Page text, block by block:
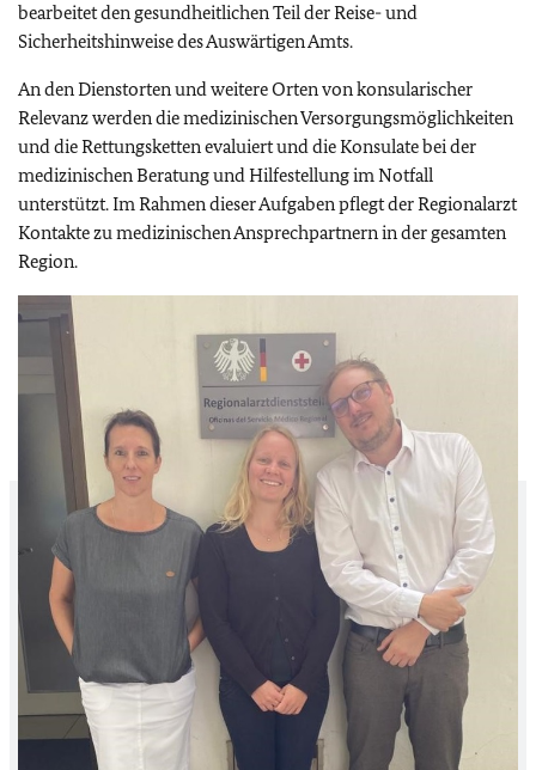
bearbeitet den gesundheitlichen Teil der Reise- und
Sicherheitshinweise des Auswärtigen Amts.
An den Dienstorten und weitere Orten von konsularischer
Relevanz werden die medizinischen Versorgungsmöglichkeiten
und die Rettungsketten evaluiert und die Konsulate bei der
medizinischen Beratung und Hilfestellung im Notfall
unterstützt. Im Rahmen dieser Aufgaben pflegt der Regionalarzt
Kontakte zu medizinischen Ansprechpartnern in der gesamten
Region.